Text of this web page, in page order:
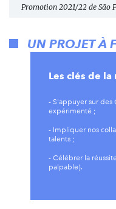
Promotion 2021/22 de São
UN PROJET À
Les clés de la
- S'appuyer sur des
expérimenté ;
- Impliquer nos
talents ;
- Célébrer la
palpable).